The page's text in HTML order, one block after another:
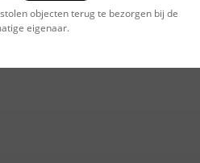
objecten terug te bezorgen bij de
eigenaar.